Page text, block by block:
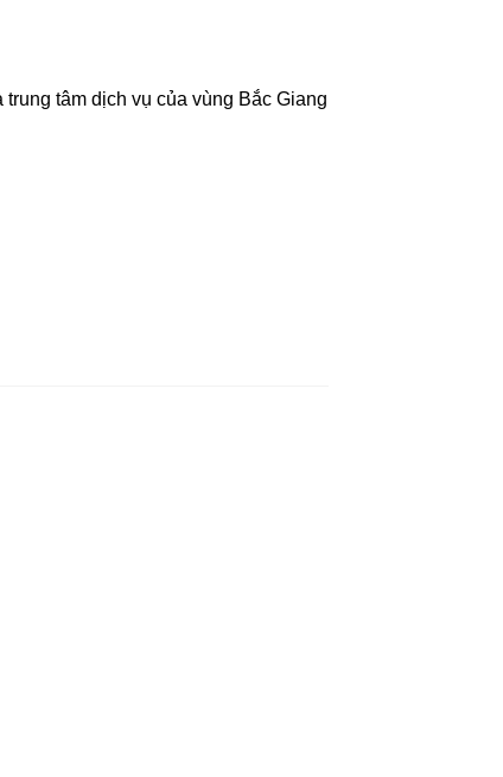
tâm dịch vụ của vùng Bắc Giang